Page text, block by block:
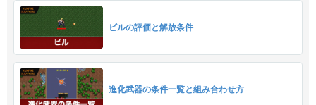
ビルの評価と解放条件
進化武器の条件一覧と組み合わせ方